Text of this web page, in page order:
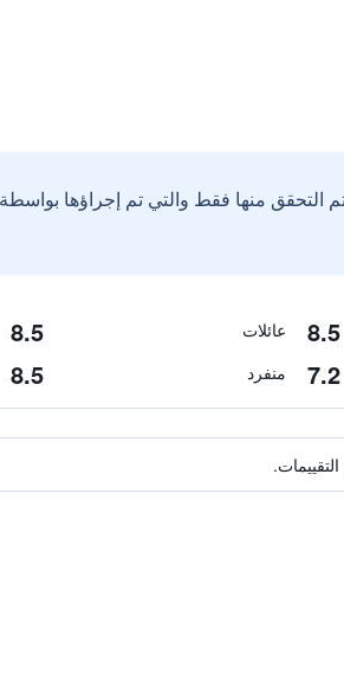
التحقق منها فقط والتي تم إجراؤها
8.5 عائلات 8.5
7.2 منفرد 8.5